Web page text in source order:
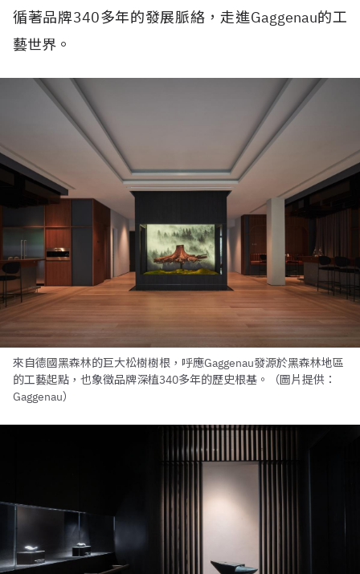
循著品牌340多年的發展脈絡，走進Gaggenau的工
藝世界。
來自德國黑森林的巨大松樹樹根，呼應Gaggenau發源於黑森林地區
的工藝起點，也象徵品牌深植340多年的歷史根基。（圖片提供：
Gaggenau）